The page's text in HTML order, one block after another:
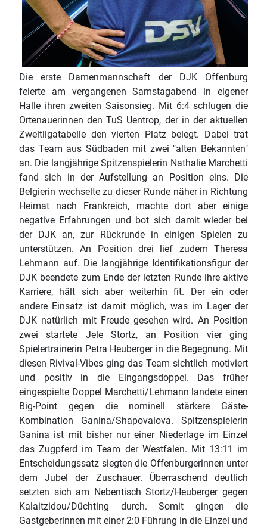
Die erste Damenmannschaft der DJK Offenburg
feierte am vergangenen Samstagabend in eigener
Halle ihren zweiten Saisonsieg. Mit 6:4 schlugen die
Ortenauerinnen den TuS Uentrop, der in der aktuellen
Zweitligatabelle den vierten Platz belegt. Dabei trat
das Team aus Südbaden mit zwei "alten Bekannten"
an. Die langjährige Spitzenspielerin Nathalie Marchetti
fand sich in der Aufstellung an Position eins. Die
Belgierin wechselte zu dieser Runde näher in Richtung
Heimat nach Frankreich, machte dort aber einige
negative Erfahrungen und bot sich damit wieder bei
der DJK an, zur Rückrunde in einigen Spielen zu
unterstützen. An Position drei lief zudem Theresa
Lehmann auf. Die langjährige Identifikationsfigur der
DJK beendete zum Ende der letzten Runde ihre aktive
Karriere, hält sich aber weiterhin fit. Der ein oder
andere Einsatz ist damit möglich, was im Lager der
DJK natürlich mit Freude gesehen wird. An Position
zwei startete Jele Stortz, an Position vier ging
Spielertrainerin Petra Heuberger in die Begegnung. Mit
diesen Rivival-Vibes ging das Team sichtlich motiviert
und positiv in die Eingangsdoppel. Das früher
eingespielte Doppel Marchetti/Lehmann landete einen
Big-Point gegen die nominell stärkere Gäste-
Kombination Ganina/Shapovalova. Spitzenspielerin
Ganina ist mit bisher nur einer Niederlage im Einzel
das Zugpferd im Team der Westfalen. Mit 13:11 im
Entscheidungssatz siegten die Offenburgerinnen unter
dem Jubel der Zuschauer. Überraschend deutlich
setzten sich am Nebentisch Stortz/Heuberger gegen
Kalaitzidou/Düchting durch. Somit gingen die
Gastgeberinnen mit einer 2:0 Führung in die Einzel und